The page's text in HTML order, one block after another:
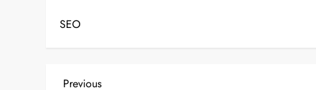
SEO
Previous
Previous